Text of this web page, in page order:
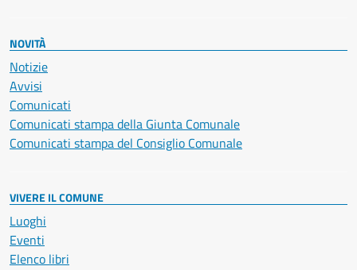
NOVITÀ
Notizie
Avvisi
Comunicati
Comunicati stampa della Giunta Comunale
Comunicati stampa del Consiglio Comunale
VIVERE IL COMUNE
Luoghi
Eventi
Elenco libri